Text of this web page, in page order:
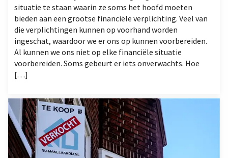
situatie te staan waarin ze soms het hoofd moeten
bieden aan een grootse financiële verplichting. Veel van
die verplichtingen kunnen op voorhand worden
ingeschat, waardoor we er ons op kunnen voorbereiden.
Al kunnen we ons niet op elke financiële situatie
voorbereiden. Soms gebeurt er iets onverwachts. Hoe
[…]